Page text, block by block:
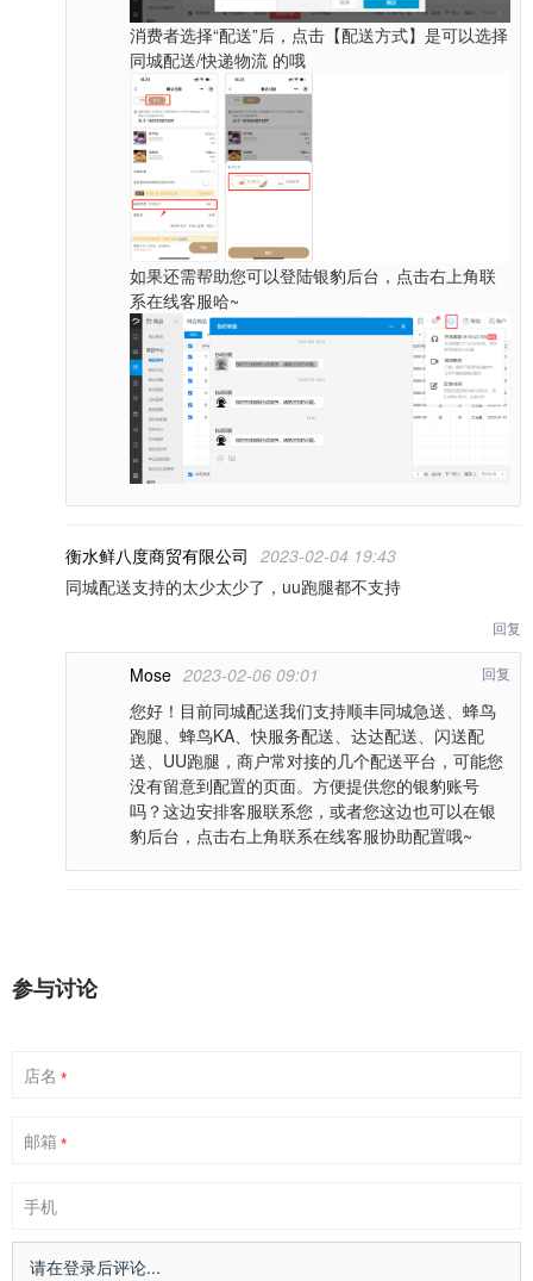
消费者选择“配送”后，点击【配送方式】是可以选择
同城配送/快递物流 的哦
如果还需帮助您可以登陆银豹后台，点击右上角联
系在线客服哈~
衡水鲜八度商贸有限公司 2023-02-04 19:43
同城配送支持的太少太少了，uu跑腿都不支持
回复
Mose 2023-02-06 09:01
您好！目前同城配送我们支持顺丰同城急送、蜂鸟
跑腿、蜂鸟KA、快服务配送、达达配送、闪送配
送、UU跑腿，商户常对接的几个配送平台，可能您
没有留意到配置的页面。方便提供您的银豹账号
吗？这边安排客服联系您，或者您这边也可以在银
豹后台，点击右上角联系在线客服协助配置哦~
回复
参与讨论
店名 *
邮箱 *
手机